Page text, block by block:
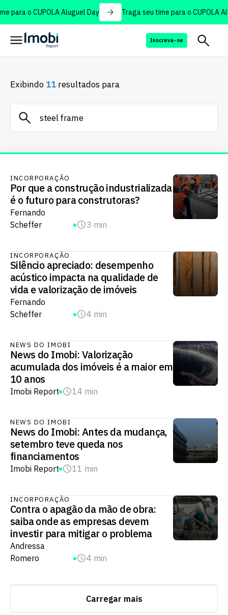
para o CUPOLA Aluguel Day Traga seu time para o CUPOLA
Inscreva-se
Exibindo 11 resultados para
INCORPORAÇÃO
Por que a construção industrializada
é o futuro para construtoras?
Fernando
Scheffer
3 min
INCORPORAÇÃO
Silêncio apreciado: desempenho
acústico impacta na qualidade de
vida e valorização de imóveis
Fernando
Scheffer
4 min
NEWS DO IMOBI
News do Imobi: Valorização
acumulada dos imóveis é a maior em
10 anos
Imobi Report 14 min
NEWS DO IMOBI
News do Imobi: Antes da mudança,
setembro teve queda nos
financiamentos
Imobi Report 11 min
INCORPORAÇÃO
Contra o apagão da mão de obra:
saiba onde as empresas devem
investir para mitigar o problema
Andressa
Romero
4 min
Carregar mais